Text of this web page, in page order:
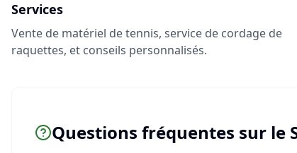
Services
Vente de matériel de tennis, service de cordage de
raquettes, et conseils personnalisés.
Questions fréquentes sur le